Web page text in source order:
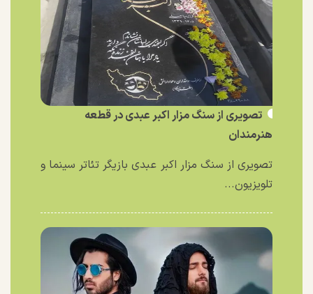
تصویری از سنگ مزار اکبر عبدی در قطعه
هنرمندان
تصویری از سنگ مزار اکبر عبدی بازیگر تئاتر سینما و
تلویزیون...